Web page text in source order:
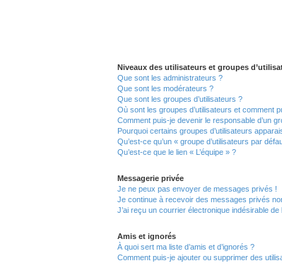
Niveaux des utilisateurs et groupes
Que sont les administrateurs ?
Que sont les modérateurs ?
Que sont les groupes d’utilisateurs ?
Où sont les groupes d’utilisateurs et comment
Comment puis-je devenir le responsable d’un
Pourquoi certains groupes d’utilisateurs
Qu’est-ce qu’un « groupe d’utilisateurs par
Qu’est-ce que le lien « L’équipe » ?
Messagerie privée
Je ne peux pas envoyer de messages privés !
Je continue à recevoir des messages privés
J’ai reçu un courrier électronique indésirable
Amis et ignorés
À quoi sert ma liste d’amis et d’ignorés ?
Comment puis-je ajouter ou supprimer des